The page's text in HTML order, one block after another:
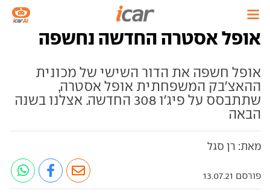
אופל אסטרה החדשה נחשפה
אופל חשפה את הדור השישי של מכונית
ההאצ'בק המשפחתית אופל אסטרה,
שתתבסס על פיג'ו 308 החדשה. אצלנו בשנה
הבאה
מאת: רן סגל
פורסם 13.07.21